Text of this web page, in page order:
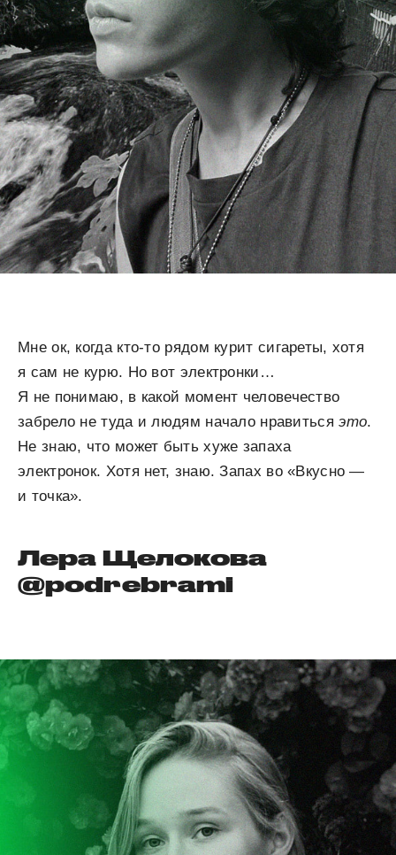
Мне ок, когда кто-то рядом курит сигареты, хотя
я сам не курю. Но вот электронки…
Я не понимаю, в какой момент человечество
забрело не туда и людям начало нравитьсяэто.
Не знаю, что может быть хуже запаха
электронок. Хотя нет, знаю. Запах во «Вкусно —
и точка».
Лера Щелокова
@podrebrami